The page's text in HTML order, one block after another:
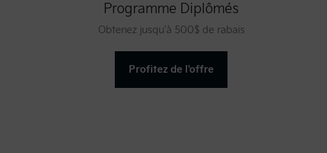
Programme Diplômés
Obtenez jusqu'à 500$ de rabais
Profitez de l'offre